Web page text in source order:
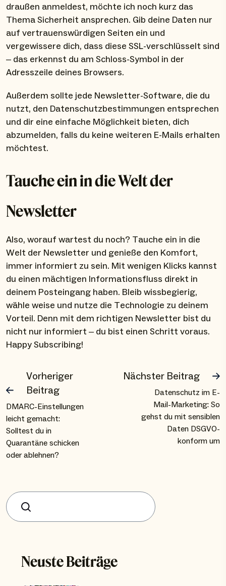
draußen anmeldest, möchte ich noch kurz das
Thema Sicherheit ansprechen. Gib deine Daten nur
auf vertrauenswürdigen Seiten ein und
vergewissere dich, dass diese SSL-verschlüsselt sind
– das erkennst du am Schloss-Symbol in der
Adresszeile deines Browsers.
Außerdem sollte jede Newsletter-Software, die du
nutzt, den Datenschutzbestimmungen entsprechen
und dir eine einfache Möglichkeit bieten, dich
abzumelden, falls du keine weiteren E-Mails erhalten
möchtest.
Tauche ein in die Welt der
Newsletter
Also, worauf wartest du noch? Tauche ein in die
Welt der Newsletter und genieße den Komfort,
immer informiert zu sein. Mit wenigen Klicks kannst
du einen mächtigen Informationsfluss direkt in
deinem Posteingang haben. Bleib wissbegierig,
wähle weise und nutze die Technologie zu deinem
Vorteil. Denn mit dem richtigen Newsletter bist du
nicht nur informiert – du bist einen Schritt voraus.
Happy Subscribing!
Vorheriger
Beitrag
DMARC-Einstellungen
leicht gemacht:
Solltest du in
Quarantäne schicken
oder ablehnen?
Nächster Beitrag
Datenschutz im E-
Mail-Marketing: So
gehst du mit sensiblen
Daten DSGVO-
konform um
Suchen
Neuste Beiträge